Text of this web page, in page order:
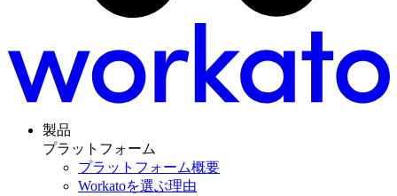
製品
プラットフォーム
プラットフォーム概要
Workatoを選ぶ理由